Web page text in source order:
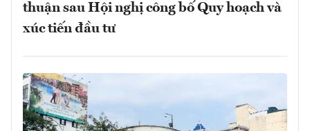
thuận sau Hội nghị công bố Quy hoạch và
xúc tiến đầu tư